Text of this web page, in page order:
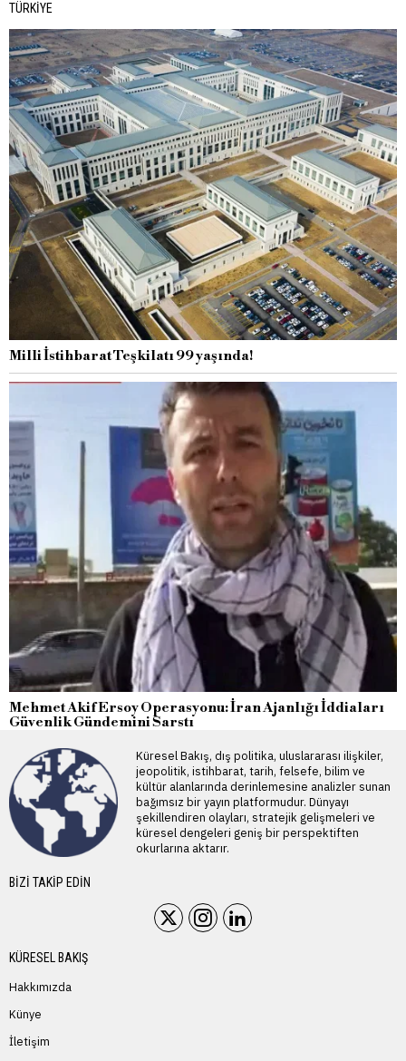
TÜRKIYE
Milli İstihbarat Teşkilatı 99 yaşında!
Mehmet Akif Ersoy Operasyonu: İran Ajanlığı İddiaları
Güvenlik Gündemini Sarstı
Küresel Bakış, dış politika, uluslararası ilişkiler,
jeopolitik, istihbarat, tarih, felsefe, bilim ve
kültür alanlarında derinlemesine analizler sunan
bağımsız bir yayın platformudur. Dünyayı
şekillendiren olayları, stratejik gelişmeleri ve
küresel dengeleri geniş bir perspektiften
okurlarına aktarır.
BIZI TAKIP EDIN
KÜRESEL BAKIŞ
Hakkımızda
Künye
İletişim